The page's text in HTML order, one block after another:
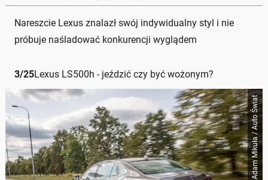
Nareszcie Lexus znalazł swój indywidualny styl i nie
próbuje naśladować konkurencji wyglądem
3/25Lexus LS500h - jeździć czy być wożonym?
Adam Mikuła / Auto Świat